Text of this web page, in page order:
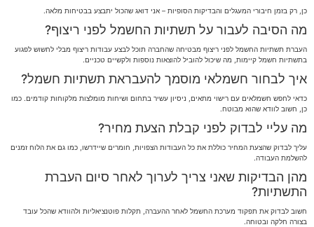
כן, רק בזמן חיבורי המעגלים והבדיקות הסופיות – אני דואג שהכול יתבצע בבטיחות מלאה.
מה הסיבה לעבור על תשתיות החשמל לפני ריצוף?
העברת תשתיות החשמל לפני ריצוף מבטיחה שהחברה תוכל לבצע עבודות ריצוף מבלי לחשוש לפגוע
בתשתיות חשמל קיימות, מה שיכול להוביל להוצאות נוספות ולקשיים טכניים.
איך לבחור חשמלאי מוסמך להעבראת תשתיות חשמל?
כדאי לחפש חשמלאים עם רישוי מתאים, ניסיון עשיר בתחום ושיחות מומלצות מלקוחות קודמים. כמו
כן, חשוב לוודא שהוא מבוטח.
מה עליי לבדוק לפני קבלת הצעת מחיר?
עליך לבדוק שהצעת המחיר כוללת את כל העבודות הצפויות, חומרים שיידרשו, כמו גם את הלוח זמנים
להשלמת העבודה.
מהן הבדיקות שאני צריך לערוך לאחר סיום העברת
התשתיות?
חשוב לבדוק את תפקוד מערכת החשמל לאחר ההעברה, תקלות פוטנציאליות ולהוודא שהכל עובד
בצורה חלקה ובטוחה.